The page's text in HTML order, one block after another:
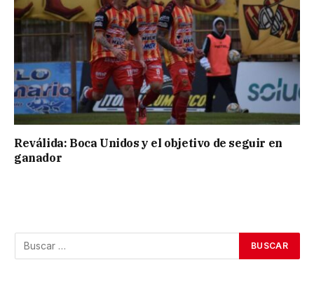
Reválida: Boca Unidos y el objetivo de seguir en
ganador